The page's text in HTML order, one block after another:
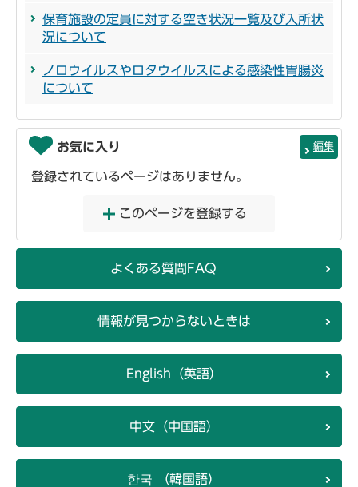
保育施設の定員に対する空き状況一覧及び入所状
況について
ノロウイルスやロタウイルスによる感染性胃腸炎
について
お気に入り 編集
登録されているページはありません。
このページを登録する
よくある質問FAQ
情報が見つからないときは
English（英語）
中文（中国語）
한국 （韓国語）